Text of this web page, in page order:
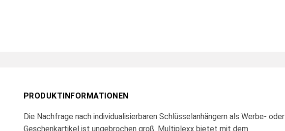
PRODUKTINFORMATIONEN
Die Nachfrage nach individualisierbaren Schlüsselanhängern als Werbe- oder
Geschenkartikel ist ungebrochen groß. Multiplexx bietet mit dem